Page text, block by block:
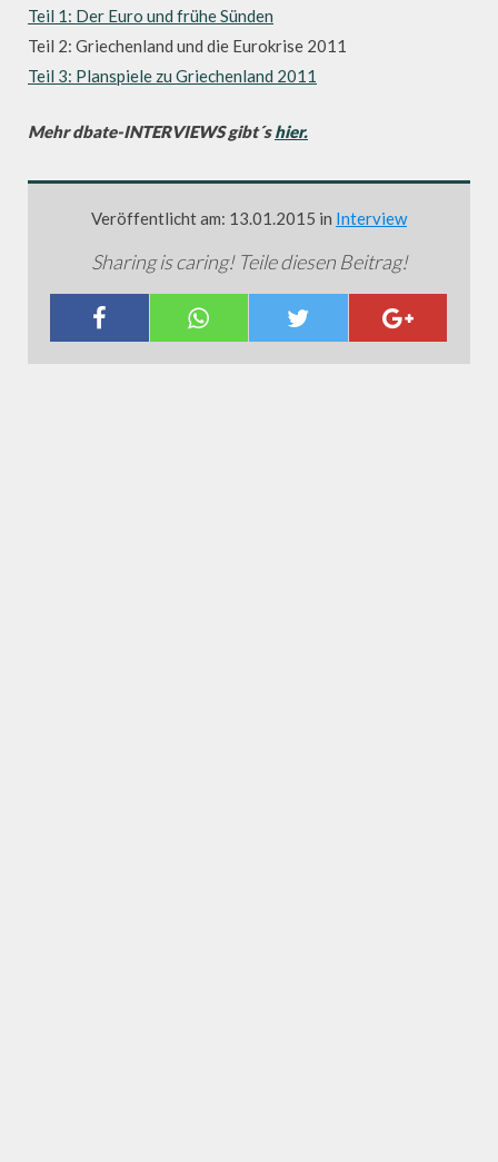
Teil 1: Der Euro und frühe Sünden
Teil 2: Griechenland und die Eurokrise 2011
Teil 3: Planspiele zu Griechenland 2011
Mehr dbate-INTERVIEWS gibt´shier.
Veröffentlicht am: 13.01.2015 in Interview
Sharing is caring! Teile diesen Beitrag!